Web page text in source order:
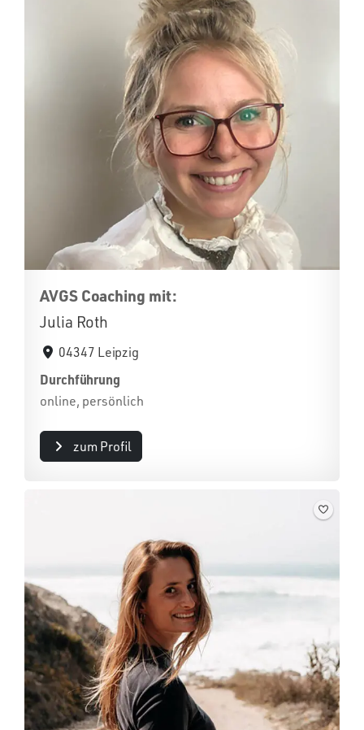
AVGS Coaching mit:
Julia Roth
04347 Leipzig
Durchführung
online, persönlich
zum Profil